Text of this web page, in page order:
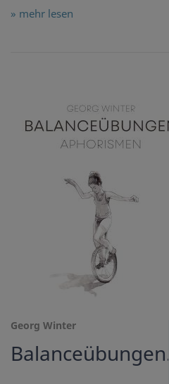
» mehr lesen
Georg Winter
Balanceübungen.